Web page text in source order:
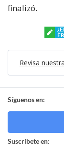
finalizó.
Revisa
Síguenos en:
Suscríbete en: